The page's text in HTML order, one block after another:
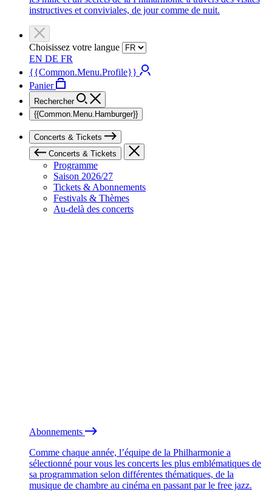
instructives et conviviales, de jour comme de nuit.
Choisissez votre langue
EN DE FR
{{Common.Menu.Profile}}
Panier
Rechercher
{{Common.Menu.Hamburger}}
Concerts & Tickets
Concerts & Tickets
Programme
Saison 2026/27
Tickets & Abonnements
Festivals & Thèmes
Au-delà des concerts
Abonnements
Comme chaque année, l’équipe de la Philharmonie a
sélectionné pour vous les concerts les plus emblématiques de
sa programmation selon différentes thématiques, de la
musique de chambre au cinéma en passant par le free jazz.